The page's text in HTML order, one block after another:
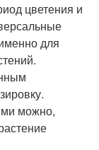
цветения и
для
можно,